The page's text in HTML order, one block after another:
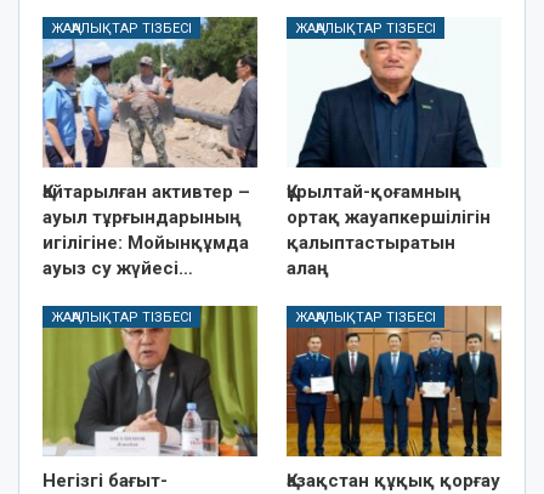
ЖАҢАЛЫҚТАР ТІЗБЕСІ
Қайтарылған активтер –
ауыл тұрғындарының
игілігіне: Мойынқұмда
ауыз су жүйесі…
ЖАҢАЛЫҚТАР ТІЗБЕСІ
Құрылтай-қоғамның
ортақ жауапкершілігін
қалыптастыратын
алаң
ЖАҢАЛЫҚТАР ТІЗБЕСІ
Негізгі бағыт-
ЖАҢАЛЫҚТАР ТІЗБЕСІ
Қазақстан құқық қорғау